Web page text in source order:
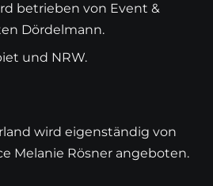
betrieben von Event &
Dördelmann.
und NRW.
wird eigenständig von
Melanie Rösner angeboten.